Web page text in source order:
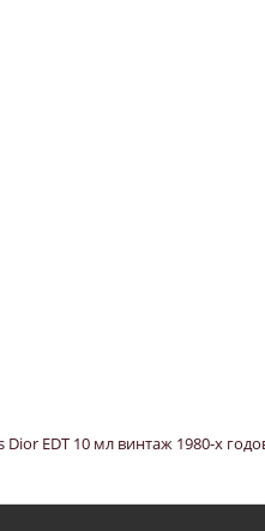
EDT 10 мл винтаж 1980-х